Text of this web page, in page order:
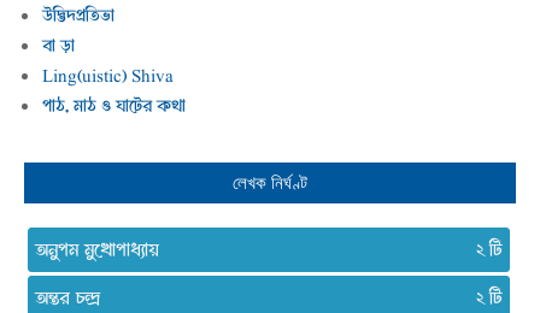
উদ্ভিদপ্রতিভা
বা ড়া
Ling(uistic) Shiva
পাঠ, মাঠ ও ঘাটের কথা
লেখক নির্ঘণ্ট
অনুপম মুখোপাধ্যায়
২
অন্তর চন্দ্র
২